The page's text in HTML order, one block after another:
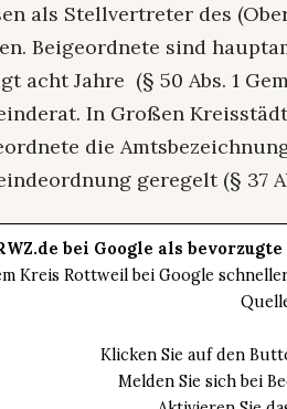
als Stellvertreter des
Beigeordnete sind
acht Jahre (§ 50 Abs. 1
In Großen
die
geregelt (§ 37
bei Google als
Kreis Rottweil bei Google
Klicken Sie auf den
Melden Sie sich bei